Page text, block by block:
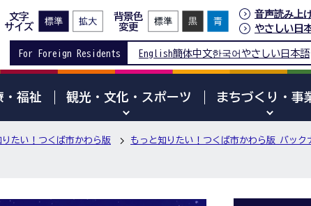
文字
サイズ
背景色
変更
音声読み上
やさしい日
For Foreign Residents English簡体中文한국어 やさしい日本語
・福祉 観光・文化・スポーツ まちづくり・事
りたい！つくば市かわら版 もっと知りたい！つくば市かわら版 バック